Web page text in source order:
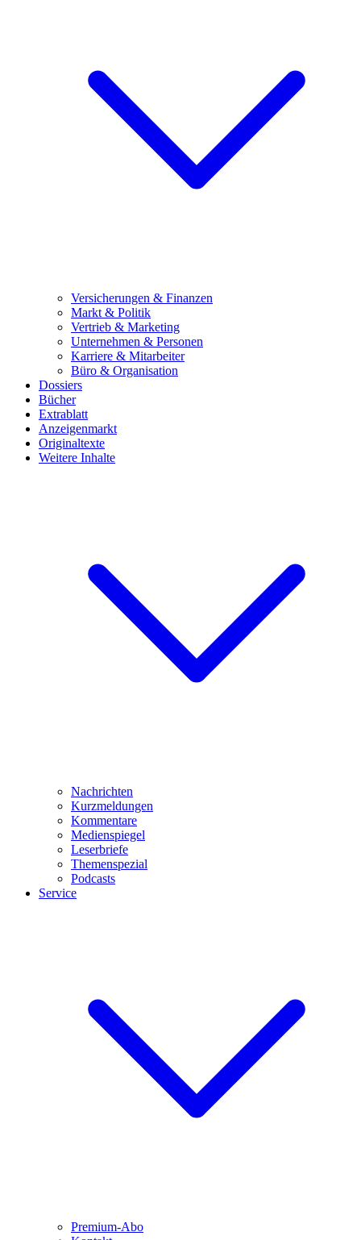
Versicherungen & Finanzen
Markt & Politik
Vertrieb & Marketing
Unternehmen & Personen
Karriere & Mitarbeiter
Büro & Organisation
Dossiers
Bücher
Extrablatt
Anzeigenmarkt
Originaltexte
Weitere Inhalte
Nachrichten
Kurzmeldungen
Kommentare
Medienspiegel
Leserbriefe
Themenspezial
Podcasts
Service
Premium-Abo